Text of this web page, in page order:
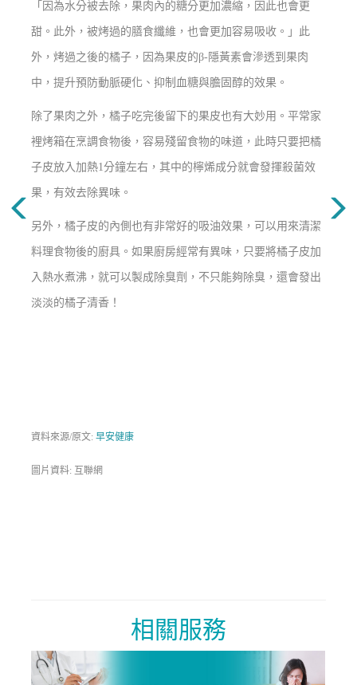
「因為水分被去除，果肉內的糖分更加濃縮，因此也會更
甜。此外，被烤過的膳食纖維，也會更加容易吸收。」此
外，烤過之後的橘子，因為果皮的β-隱黃素會滲透到果肉
中，提升預防動脈硬化、抑制血糖與膽固醇的效果。
除了果肉之外，橘子吃完後留下的果皮也有大妙用。平常家
裡烤箱在烹調食物後，容易殘留食物的味道，此時只要把橘
子皮放入加熱1分鐘左右，其中的檸烯成分就會發揮殺菌效
果，有效去除異味。
另外，橘子皮的內側也有非常好的吸油效果，可以用來清潔
料理食物後的廚具。如果廚房經常有異味，只要將橘子皮加
入熱水煮沸，就可以製成除臭劑，不只能夠除臭，還會發出
淡淡的橘子清香！
資料來源/原文:早安健康
圖片資料: 互聯網
相關服務